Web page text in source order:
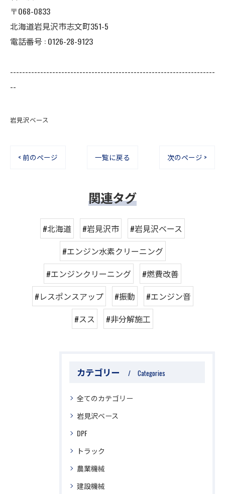
〒068-0833
北海道岩見沢市志文町351-5
電話番号 : 0126-28-9123
--------------------------------------------------------------------
--
岩見沢ベース
< 前のページ 一覧に戻る 次のページ >
関連タグ
#北海道 #岩見沢市
#岩見沢ベース
#エンジン水素クリーニング
#エンジンクリーニング
#燃費改善
#レスポンスアップ
#振動
#エンジン音
#スス
#非分解施工
カテゴリー Categories
全てのカテゴリー
岩見沢ベース
DPF
トラック
農業機械
建設機械